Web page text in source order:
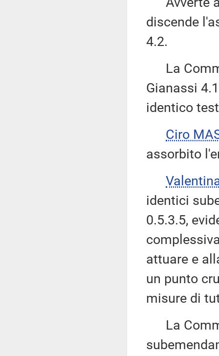
discende
4.2.
La
Gianassi
identico
Ciro
assorbito
identici
0.5.3.5,
attuare e
un punto
misure di
La